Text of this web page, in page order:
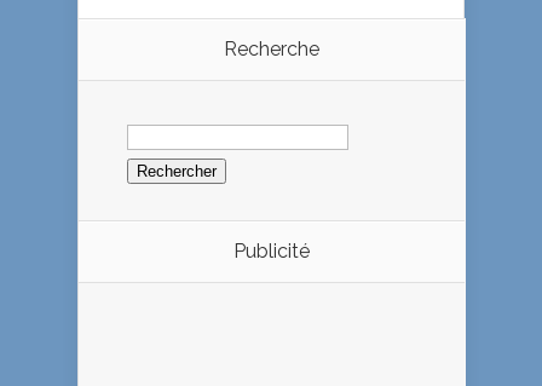
Recherche
Rechercher :
Publicité